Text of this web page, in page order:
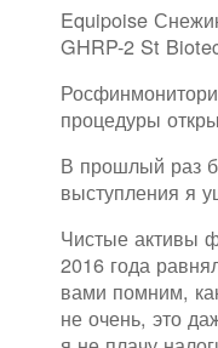
Equipoise
GHRP-2 St
процедуры
В прошлый раз
выступления я
Чистые активы
2016 года
вами помним,
не очень, это